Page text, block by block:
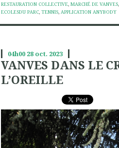
RESTAURATION COLLECTIVE, MARCHÉ DE VANVES,
ECOLESDU PARC, TENNIS, APPLICATION ANYBODY
04h00 28 oct. 2023
VANVES DANS LE
L’OREILLE